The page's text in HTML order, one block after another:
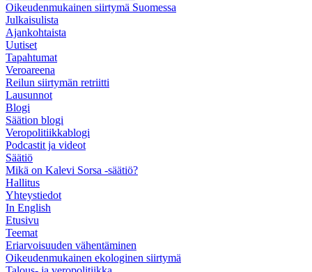
Oikeudenmukainen siirtymä Suomessa
Julkaisulista
Ajankohtaista
Uutiset
Tapahtumat
Veroareena
Reilun siirtymän retriitti
Lausunnot
Blogi
Säätion blogi
Veropolitiikkablogi
Podcastit ja videot
Säätiö
Mikä on Kalevi Sorsa -säätiö?
Hallitus
Yhteystiedot
In English
Etusivu
Teemat
Eriarvoisuuden vähentäminen
Oikeudenmukainen ekologinen siirtymä